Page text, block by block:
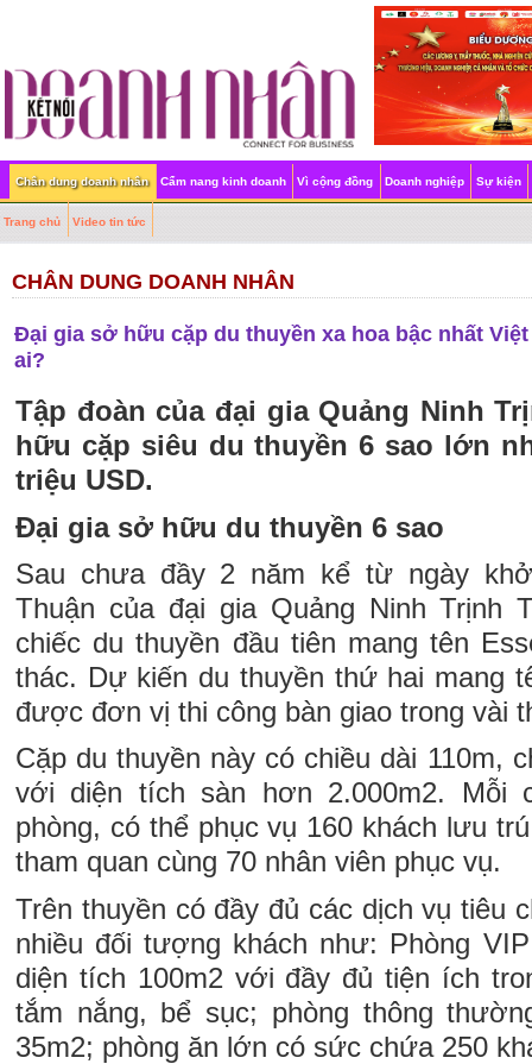
Chân dung doanh nhân Cẩm nang kinh doanh Vì cộng đồng Doanh nghiệp Sự kiện
Trang chủ Video tin tức
CHÂN DUNG DOANH NHÂN
Đại gia sở hữu cặp du thuyền xa hoa bậc nhất
ai?
Tập đoàn của đại gia Quảng Ninh
hữu cặp siêu du thuyền 6 sao lớn
triệu USD.
Đại gia sở hữu du thuyền 6 sao
Sau chưa đầy 2 năm kể từ ngày
Thuận của đại gia Quảng Ninh Trịnh
chiếc du thuyền đầu tiên mang tên
thác. Dự kiến du thuyền thứ hai mang
được đơn vị thi công bàn giao trong vài
Cặp du thuyền này có chiều dài 110m,
với diện tích sàn hơn 2.000m2. Mỗi
phòng, có thể phục vụ 160 khách lưu
tham quan cùng 70 nhân viên phục vụ.
Trên thuyền có đầy đủ các dịch vụ tiêu
nhiều đối tượng khách như: Phòng
diện tích 100m2 với đầy đủ tiện ích
tắm nắng, bể sục; phòng thông
35m2; phòng ăn lớn có sức chứa 250